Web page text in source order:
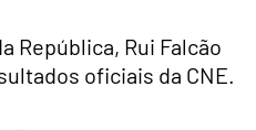
República, Rui Falcão
oficiais da CNE.